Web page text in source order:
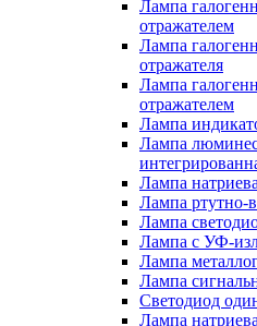
Лампа
отражателем
Лампа
отражателя
Лампа
отражателем
Лампа
Лампа
Лампа
Лампа ртутно-
Лампа
Лампа с УФ-
Лампа
Лампа
Светодиод
Лампа